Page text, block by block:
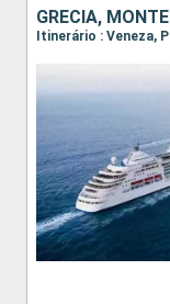
GRÉCIA,
Itinerário : Veneza,